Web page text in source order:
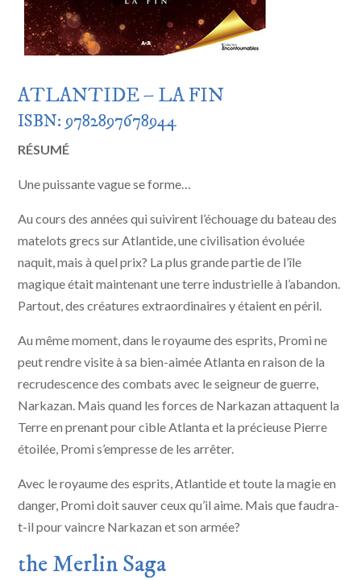
ATLANTIDE – LA FIN
ISBN: 9782897678944
RÉSUMÉ
Une puissante vague se forme…
Au cours des années qui suivirent l’échouage du bateau des
matelots grecs sur Atlantide, une civilisation évoluée
naquit, mais à quel prix? La plus grande partie de l’île
magique était maintenant une terre industrielle à l’abandon.
Partout, des créatures extraordinaires y étaient en péril.
Au même moment, dans le royaume des esprits, Promi ne
peut rendre visite à sa bien-aimée Atlanta en raison de la
recrudescence des combats avec le seigneur de guerre,
Narkazan. Mais quand les forces de Narkazan attaquent la
Terre en prenant pour cible Atlanta et la précieuse Pierre
étoilée, Promi s’empresse de les arrêter.
Avec le royaume des esprits, Atlantide et toute la magie en
danger, Promi doit sauver ceux qu’il aime. Mais que faudra-
t-il pour vaincre Narkazan et son armée?
the Merlin Saga